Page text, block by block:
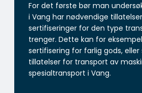
For det første bør man
i Vang har nødvendige
sertifiseringer for den type
trenger. Dette kan for
sertifisering for farlig gods, eller
tillatelser for transport av
spesialtransport i Vang.